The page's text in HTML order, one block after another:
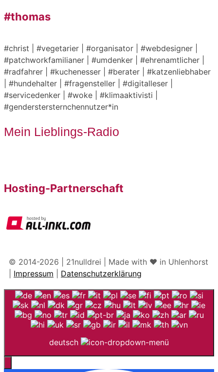
#thomas
#christ | #vegetarier | #organisator | #webdesigner |
#patchworkfamilianer | #umdenker | #ehrenamtlicher |
#radfahrer | #kuchenesser | #berater | #katzenliebhaber
| #hundehalter | #fragensteller | #digitalleser |
#servicedenker | #woke | #klimaaktivisti |
#genderstersternchennutzer*in
Mein Lieblings-Radio
Hosting-Partnerschaft
© 2014-2026 | 21nulldrei | Made with ♥️ in Uhlenhorst
Impressum Datenschutzerklärung
deutsch